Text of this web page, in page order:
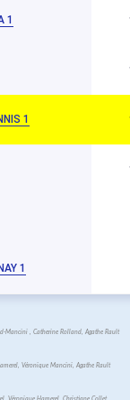
1
1
1
Mancini , Catherine Rolland, Agathe Rault
Véronique Mancini, Agathe Rault
Véronique Hamerel, Christiane Collet